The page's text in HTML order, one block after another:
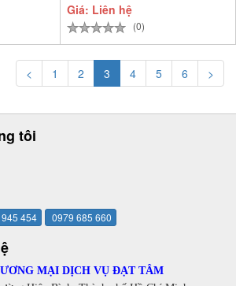
Giá: Liên hệ
(0)
< 1 2 3 4 5 6 >
tôi
454 0979 685 660
MẠI DỊCH VỤ ĐẠT TÂM